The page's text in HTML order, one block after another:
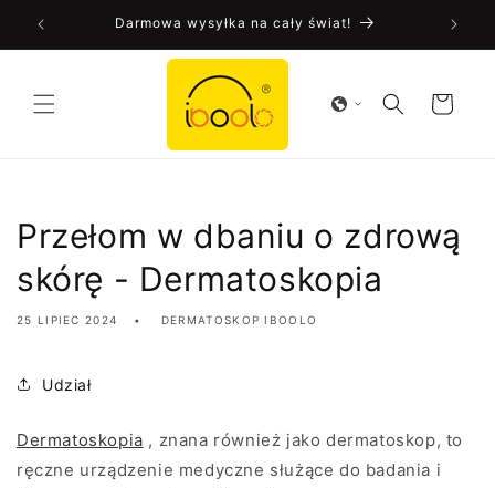
Przejdź
Darmowa wysyłka na cały świat!
Koszyk
Przełom w dbaniu o zdrową
skórę - Dermatoskopia
25 LIPIEC 2024 DERMATOSKOP IBOOLO
Udział
Dermatoskopia , znana również jako dermatoskop, to
ręczne urządzenie medyczne służące do badania i